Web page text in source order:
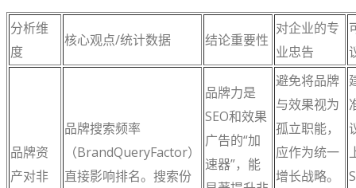
分析维
度
核心观点/统计数据 结论重要性
对企业的专
业忠告
品牌资
产对非
品牌搜索频率
（BrandQueryFactor）
直接影响排名。搜索份
品牌力是
SEO和效果
广告的“加
速器”，能
避免将品牌
与效果视为
孤立职能，
应作为统一
增长战略。